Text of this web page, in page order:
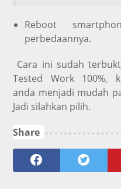
Reboot
perbedaannya.
Cara ini sudah
Tested Work 100%,
anda menjadi mudah
Jadi silahkan pilih.
Share